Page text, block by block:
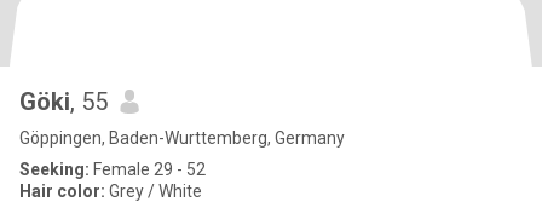
Göki, 55
Göppingen, Baden-Wurttemberg, Germany
Seeking: Female 29 - 52
Hair color: Grey / White